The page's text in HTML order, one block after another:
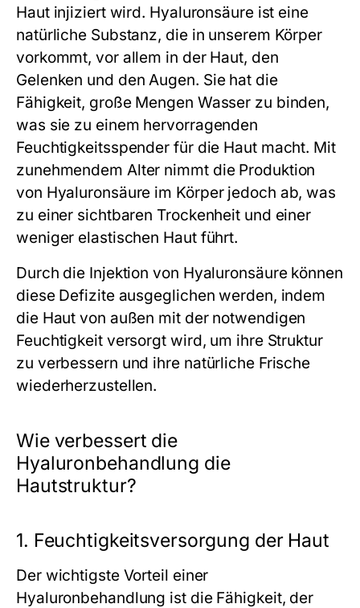
Haut injiziert wird. Hyaluronsäure ist eine
natürliche Substanz, die in unserem Körper
vorkommt, vor allem in der Haut, den
Gelenken und den Augen. Sie hat die
Fähigkeit, große Mengen Wasser zu binden,
was sie zu einem hervorragenden
Feuchtigkeitsspender für die Haut macht. Mit
zunehmendem Alter nimmt die Produktion
von Hyaluronsäure im Körper jedoch ab, was
zu einer sichtbaren Trockenheit und einer
weniger elastischen Haut führt.
Durch die Injektion von Hyaluronsäure können
diese Defizite ausgeglichen werden, indem
die Haut von außen mit der notwendigen
Feuchtigkeit versorgt wird, um ihre Struktur
zu verbessern und ihre natürliche Frische
wiederherzustellen.
Wie verbessert die
Hyaluronbehandlung die
Hautstruktur?
1. Feuchtigkeitsversorgung der Haut
Der wichtigste Vorteil einer
Hyaluronbehandlung ist die Fähigkeit, der